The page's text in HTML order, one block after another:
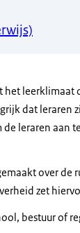
het
dat leraren
leraren
over
zet
bestuur of